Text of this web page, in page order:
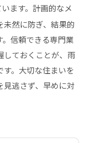
います。計画的なメ
未然に防ぎ、結果的
信頼できる専門業
しておくことが、雨
。大切な住まいを
逃さず、早めに対